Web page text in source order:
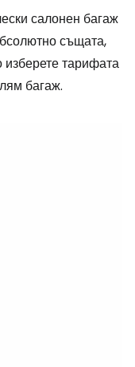
салонен багаж
същата,
изберете тарифата
багаж.